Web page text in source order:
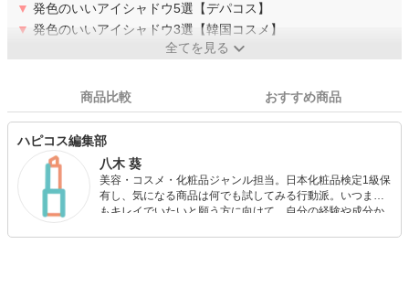
▼ 発色のいいアイシャドウ5選【デパコス】
▼ 発色のいいアイシャドウ3選【韓国コスメ】
全てを見る
商品比較 おすすめ商品
ハピコス編集部
八木 葵
美容・コスメ・化粧品ジャンル担当。日本化粧品検定1級保
有し、気になる商品は何でも試してみる行動派。いつまで
もキレイでいたいと願う方に向けて、自分の経験や成分か